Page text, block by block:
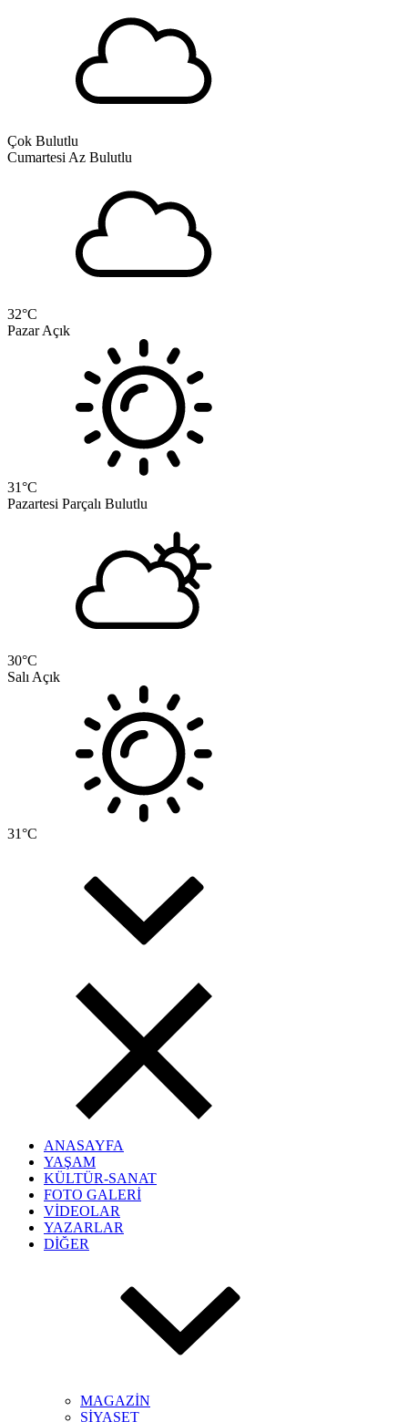
Çok Bulutlu
Cumartesi Az Bulutlu
32°C
Pazar Açık
31°C
Pazartesi Parçalı Bulutlu
30°C
Salı Açık
31°C
ANASAYFA
YAŞAM
KÜLTÜR-SANAT
FOTO GALERİ
VİDEOLAR
YAZARLAR
DİĞER
MAGAZİN
SİYASET